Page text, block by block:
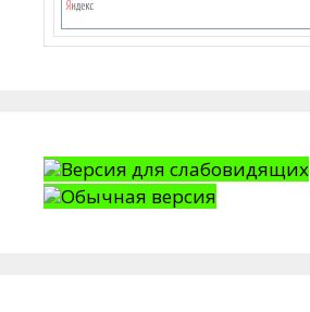
Версия для слабовидящих
Обычная версия